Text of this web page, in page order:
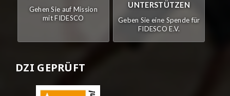
Gehen Sie auf Mission
mit FIDESCO
UNTERSTÜTZEN
Geben Sie eine Spende für
FIDESCO E.V.
DZI GEPRÜFT